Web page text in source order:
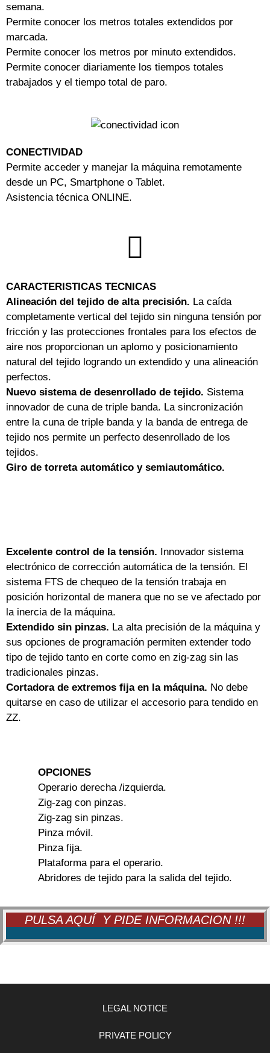
semana.
Permite conocer los metros totales extendidos por
marcada.
Permite conocer los metros por minuto extendidos.
Permite conocer diariamente los tiempos totales
trabajados y el tiempo total de paro.
CONECTIVIDAD
Permite acceder y manejar la máquina remotamente
desde un PC, Smartphone o Tablet.
Asistencia técnica ONLINE.
CARACTERISTICAS TECNICAS
Alineación del tejido de alta precisión. La caída
completamente vertical del tejido sin ninguna tensión por
fricción y las protecciones frontales para los efectos de
aire nos proporcionan un aplomo y posicionamiento
natural del tejido logrando un extendido y una alineación
perfectos.
Nuevo sistema de desenrollado de tejido. Sistema
innovador de cuna de triple banda. La sincronización
entre la cuna de triple banda y la banda de entrega de
tejido nos permite un perfecto desenrollado de los
tejidos.
Giro de torreta automático y semiautomático.
Excelente control de la tensión. Innovador sistema
electrónico de corrección automática de la tensión. El
sistema FTS de chequeo de la tensión trabaja en
posición horizontal de manera que no se ve afectado por
la inercia de la máquina.
Extendido sin pinzas. La alta precisión de la máquina y
sus opciones de programación permiten extender todo
tipo de tejido tanto en corte como en zig-zag sin las
tradicionales pinzas.
Cortadora de extremos fija en la máquina. No debe
quitarse en caso de utilizar el accesorio para tendido en
ZZ.
OPCIONES
Operario derecha /izquierda.
Zig-zag con pinzas.
Zig-zag sin pinzas.
Pinza móvil.
Pinza fija.
Plataforma para el operario.
Abridores de tejido para la salida del tejido.
PULSA AQUÍ Y PIDE INFORMACION !!!
LEGAL NOTICE
PRIVATE POLICY